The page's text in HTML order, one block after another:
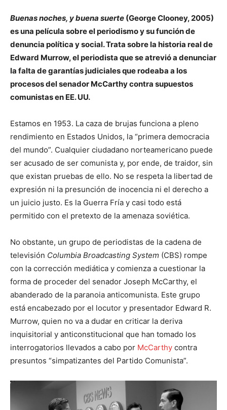
Buenas noches, y buena suerte (George Clooney, 2005)
es una película sobre el periodismo y su función de
denuncia política y social. Trata sobre la historia real de
Edward Murrow, el periodista que se atrevió a denunciar
la falta de garantías judiciales que rodeaba a los
procesos del senador McCarthy contra supuestos
comunistas en EE. UU.
Estamos en 1953. La caza de brujas funciona a pleno
rendimiento en Estados Unidos, la “primera democracia
del mundo”. Cualquier ciudadano norteamericano puede
ser acusado de ser comunista y, por ende, de traidor, sin
que existan pruebas de ello. No se respeta la libertad de
expresión ni la presunción de inocencia ni el derecho a
un juicio justo. Es la Guerra Fría y casi todo está
permitido con el pretexto de la amenaza soviética.
No obstante, un grupo de periodistas de la cadena de
televisión Columbia Broadcasting System (CBS) rompe
con la corrección mediática y comienza a cuestionar la
forma de proceder del senador Joseph McCarthy, el
abanderado de la paranoia anticomunista. Este grupo
está encabezado por el locutor y presentador Edward R.
Murrow, quien no va a dudar en criticar la deriva
inquisitorial y anticonstitucional que han tomado los
interrogatorios llevados a cabo por McCarthy contra
presuntos “simpatizantes del Partido Comunista”.